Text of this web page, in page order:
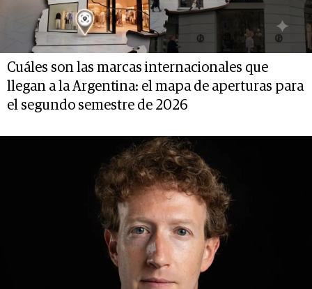
Cuáles son las marcas internacionales que
llegan a la Argentina: el mapa de aperturas para
el segundo semestre de 2026